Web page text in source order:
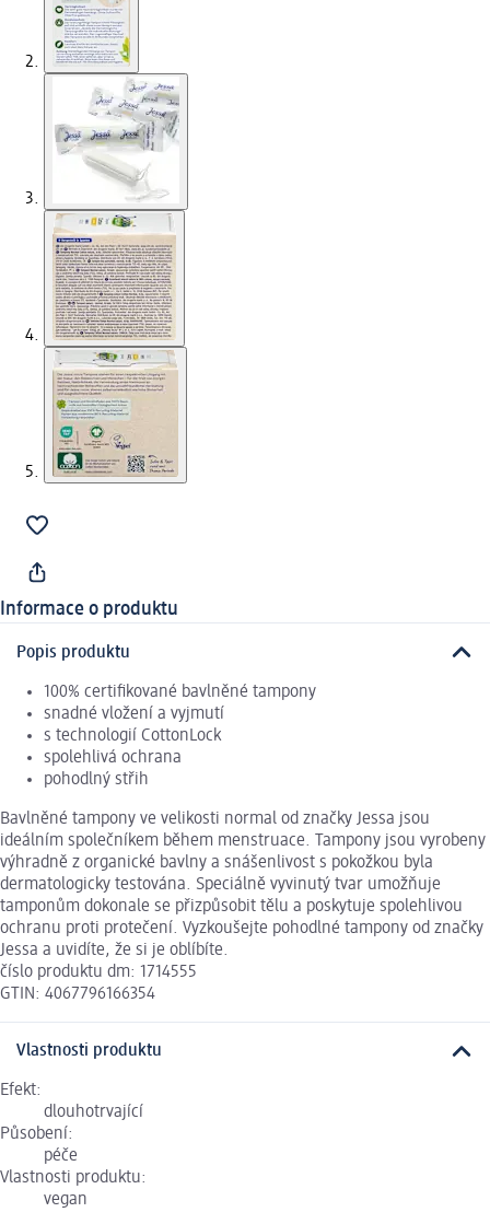
Informace o produktu
Popis produktu
100% certifikované bavlněné tampony
snadné vložení a vyjmutí
s technologií CottonLock
spolehlivá ochrana
pohodlný střih
Bavlněné tampony ve velikosti normal od značky Jessa jsou
ideálním společníkem během menstruace. Tampony jsou vyrobeny
výhradně z organické bavlny a snášenlivost s pokožkou byla
dermatologicky testována. Speciálně vyvinutý tvar umožňuje
tamponům dokonale se přizpůsobit tělu a poskytuje spolehlivou
ochranu proti protečení. Vyzkoušejte pohodlné tampony od značky
Jessa a uvidíte, že si je oblíbíte.
číslo produktu dm: 1714555
GTIN: 4067796166354
Vlastnosti produktu
Efekt:
dlouhotrvající
Působení:
péče
Vlastnosti produktu:
vegan